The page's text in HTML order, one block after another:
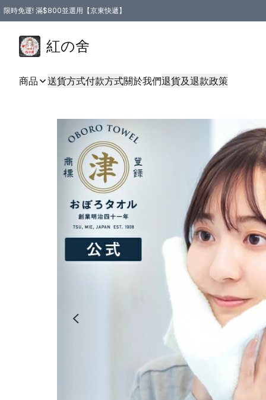
限時免運! 滿$800並選用【京東快遞】
紅の舍
商品 送貨方式付款方式關於我們退貨及退款政策